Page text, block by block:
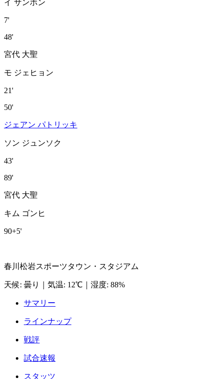
イ サンホン
7'
48'
宮代 大聖
モ ジェヒョン
21'
50'
ジェアン パトリッキ
ソン ジュンソク
43'
89'
宮代 大聖
キム ゴンヒ
90+5'
春川松岩スポーツタウン・スタジアム
天候: 曇り 気温: 12℃ 湿度: 88%
サマリー
ラインナップ
戦評
試合速報
スタッツ